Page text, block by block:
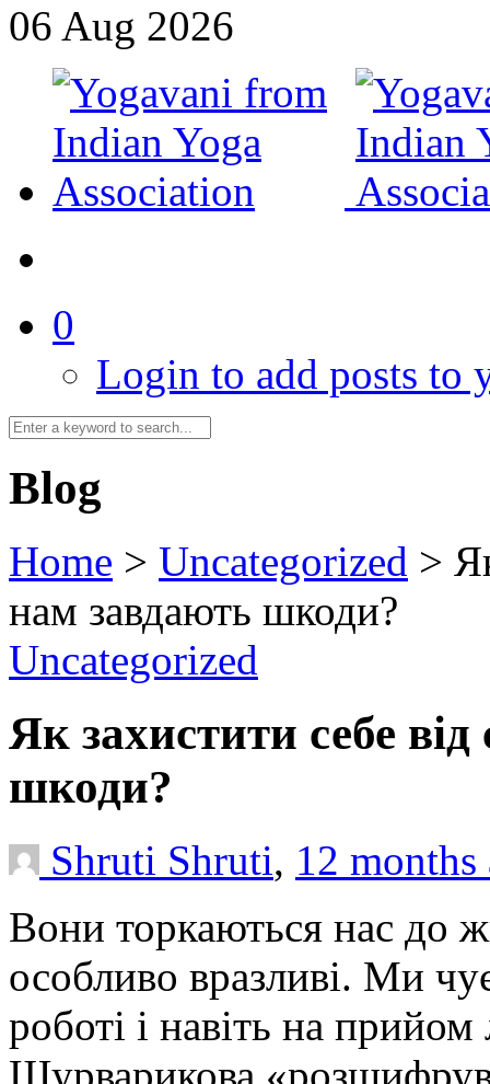
06 Aug 2026
0
Login to add posts to
Blog
Home > Uncategorized >
нам завдають шкоди?
Uncategorized
Як захистити себе
шкоди?
Shruti Shruti, 12
Вони торкаються нас до
особливо вразливі. Ми
роботі і навіть на
Шурварикова